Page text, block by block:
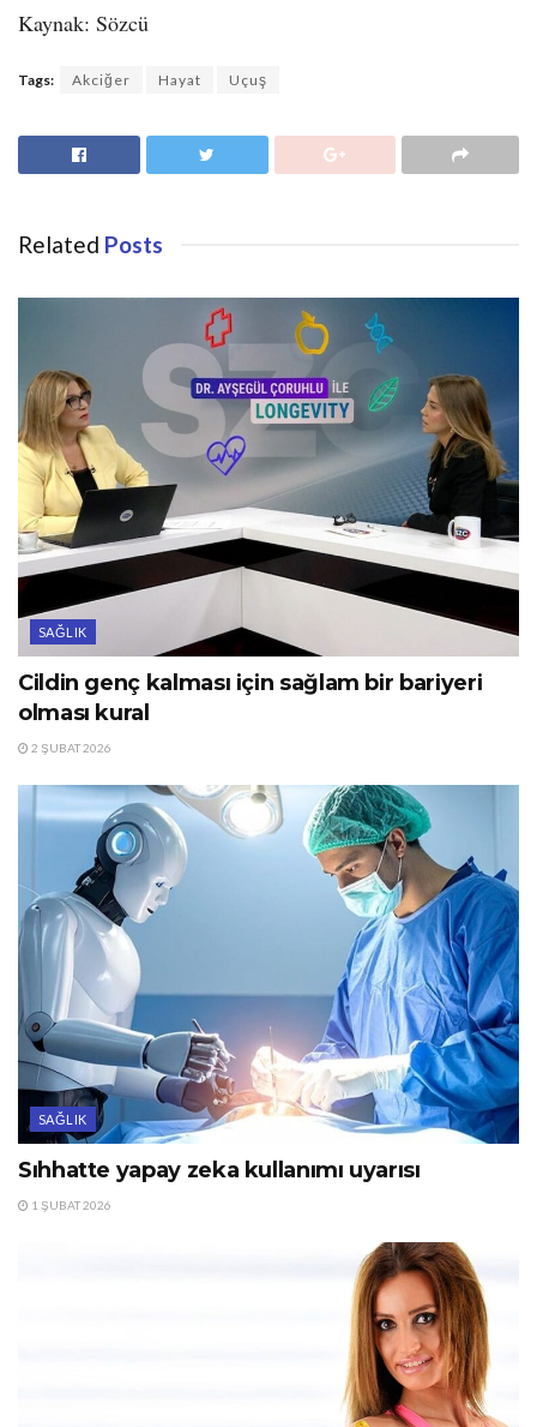
Kaynak: Sözcü
Tags: Akciğer Hayat Uçuş
Related Posts
SAĞLIK
Cildin genç kalması için sağlam bir bariyeri
olması kural
2 ŞUBAT 2026
SAĞLIK
Sıhhatte yapay zeka kullanımı uyarısı
1 ŞUBAT 2026